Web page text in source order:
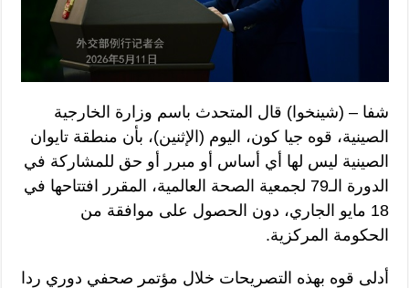
شفا – (شينخوا) قال المتحدث باسم وزارة الخارجية
الصينية، قوه جيا كون، اليوم (الإثنين)، بأن منطقة تايوان
الصينية ليس لها أي أساس أو مبرر أو حق للمشاركة في
الدورة الـ79 لجمعية الصحة العالمية، المقرر افتتاحها في
18 مايو الجاري، دون الحصول على موافقة من
الحكومة المركزية.
أدلى قوه بهذه التصريحات خلال مؤتمر صحفي دوري ردا